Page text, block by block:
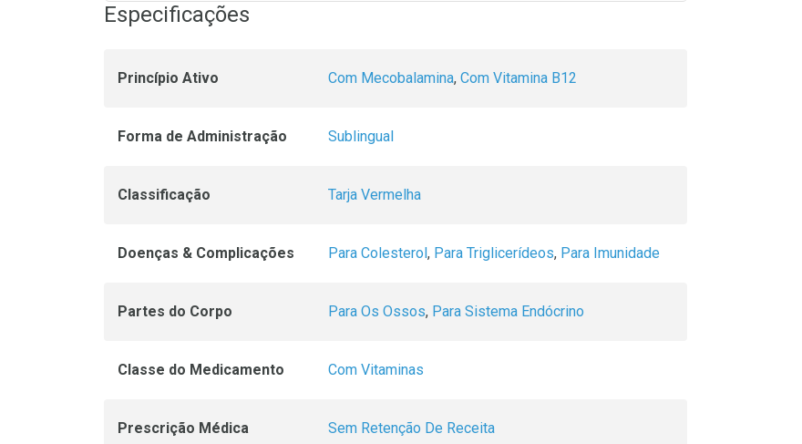
Especificações
Princípio Ativo Com Mecobalamina, Com Vitamina B12
Forma de Administração Sublingual
Classificação Tarja Vermelha
Doenças & Complicações Para Colesterol, Para Triglicerídeos, Para Imunidade
Partes do Corpo Para Os Ossos, Para Sistema Endócrino
Classe do Medicamento Com Vitaminas
Prescrição Médica Sem Retenção De Receita